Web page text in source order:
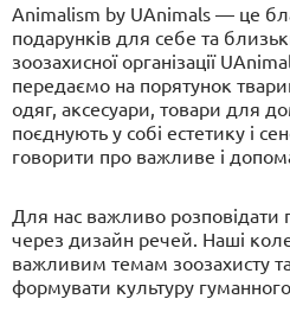
Animalism by UAnimals — це
подарунків для себе та
зоозахисної організації
передаємо на порятунок
одяг, аксесуари, товари для
поєднують у собі естетику і
говорити про важливе і
Для нас важливо розповідати
через дизайн речей. Наші
важливим темам зоозахисту
формувати культуру